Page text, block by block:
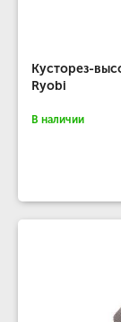
Кусторез-
Ryobi
В наличии